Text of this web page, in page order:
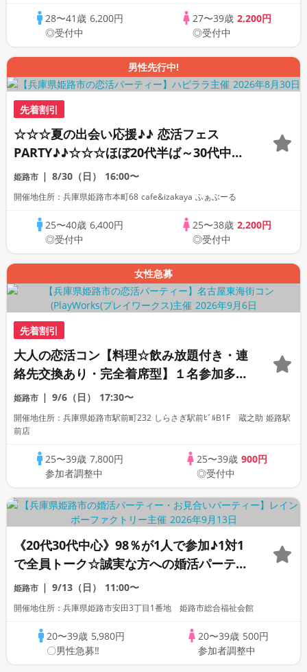
28〜41歳 6,200円
◎受付中
27〜39歳 2,200円
◎受付中
男性先行中!
先着割引
☆☆☆夏の出会い応援♪♪ 恋活フェス
PARTY♪♪☆☆☆ほぼ20代半ば～30代中心
♪♪理想の年の差で楽しく恋活パーティー
♪♪個性いろいろ♪♪人柄いろいろ♪♪美味し
姫路市 8/30（日） 16:00〜
開催地住所：兵庫県姫路市本町68 cafe&izakaya ふぁぶーる
25〜40歳 6,400円
◎受付中
25〜38歳 2,200円
◎受付中
女性急募
先着割引
大人の恋活コン【料理☆飲み放題付き・連
絡先交換あり・完全着席型】１名参加多
数・初参加も大歓迎☆プレイワークス主催
☆
姫路市 9/6（日） 17:30〜
開催地住所：兵庫県姫路市駅前町232 しらさぎ駅前ﾋﾞﾙB1F 蔵之助 姫路駅
前店
25〜39歳 7,800円
参加者調整中
25〜39歳 900円
◎受付中
《20代30代中心》98％が1人で参加♪1対1
で全員トーク☆誠実な方への婚活パーティ
ー
姫路市 9/13（日） 11:00〜
開催地住所：兵庫県姫路市安田3丁目1番地 姫路市総合福祉会館
20〜39歳 5,980円
〇男性急募‼
20〜39歳 500円
参加者調整中